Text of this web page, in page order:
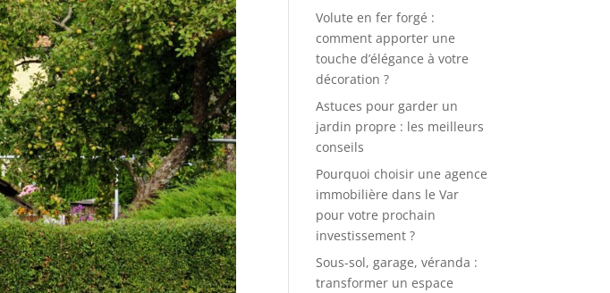
Volute en fer forgé :
comment apporter une
touche d’élégance à votre
décoration ?
Astuces pour garder un
jardin propre : les meilleurs
conseils
Pourquoi choisir une agence
immobilière dans le Var
pour votre prochain
investissement ?
Sous-sol, garage, véranda :
transformer un espace